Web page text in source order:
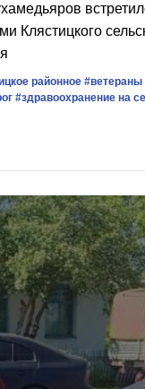
Клястицкого
районное #ветераны
#здравоохранение на